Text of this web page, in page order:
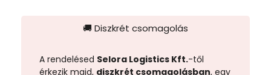
🚚 Diszkrét csomagolás
A rendelésed Selora Logistics Kft.-től
érkezik majd, diszkrét csomagolásban, egy